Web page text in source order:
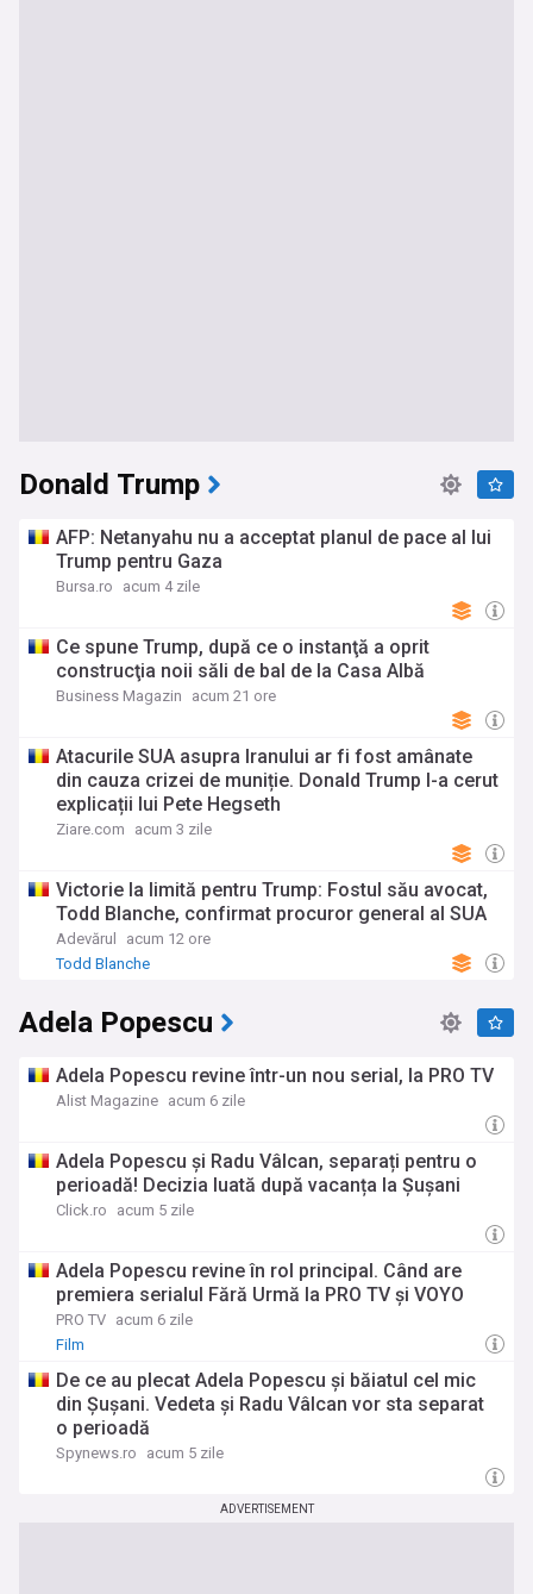
Donald Trump
AFP: Netanyahu nu a acceptat planul de pace al lui
Trump pentru Gaza
Bursa.ro acum 4 zile
Ce spune Trump, după ce o instanţă a oprit
construcţia noii săli de bal de la Casa Albă
Business Magazin acum 21 ore
Atacurile SUA asupra Iranului ar fi fost amânate
din cauza crizei de muniție. Donald Trump I-a cerut
explicații lui Pete Hegseth
Ziare.com acum 3 zile
Victorie la limită pentru Trump: Fostul său avocat,
Todd Blanche, confirmat procuror general al SUA
Adevărul
acum 12 ore
Todd Blanche
Adela Popescu
Adela Popescu revine într-un nou serial, la PRO TV
Alist Magazine acum 6 zile
Adela Popescu și Radu Vâlcan, separați pentru o
perioadă! Decizia luată după vacanța la Șușani
Click.ro acum 5 zile
Adela Popescu revine în rol principal. Când are
premiera serialul Fără Urmă la PRO TV și VOYO
PRO TV acum 6 zile
Film
De ce au plecat Adela Popescu și băiatul cel mic
din Șușani. Vedeta și Radu Vâlcan vor sta separat
o perioadă
Spynews.ro acum 5 zile
ADVERTISEMENT